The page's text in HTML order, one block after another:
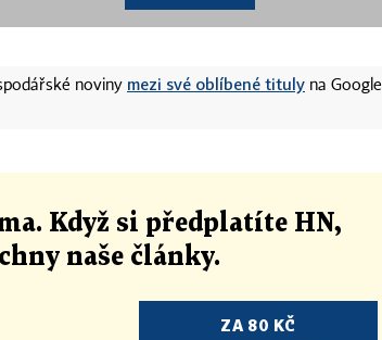
noviny mezi své oblíbené tituly na Google
Když si předplatíte HN,
naše články.
ZA 80 KČ